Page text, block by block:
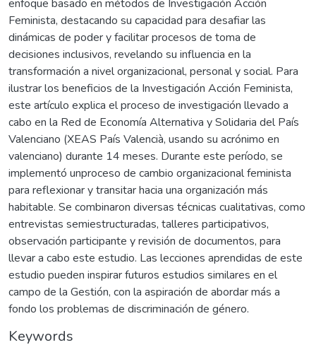
enfoque basado en métodos de Investigación Acción
Feminista, destacando su capacidad para desafiar las
dinámicas de poder y facilitar procesos de toma de
decisiones inclusivos, revelando su influencia en la
transformación a nivel organizacional, personal y social. Para
ilustrar los beneficios de la Investigación Acción Feminista,
este artículo explica el proceso de investigación llevado a
cabo en la Red de Economía Alternativa y Solidaria del País
Valenciano (XEAS País Valencià, usando su acrónimo en
valenciano) durante 14 meses. Durante este período, se
implementó unproceso de cambio organizacional feminista
para reflexionar y transitar hacia una organización más
habitable. Se combinaron diversas técnicas cualitativas, como
entrevistas semiestructuradas, talleres participativos,
observación participante y revisión de documentos, para
llevar a cabo este estudio. Las lecciones aprendidas de este
estudio pueden inspirar futuros estudios similares en el
campo de la Gestión, con la aspiración de abordar más a
fondo los problemas de discriminación de género.
Keywords